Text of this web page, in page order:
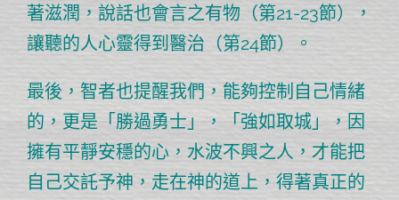
著滋潤，說話也會言之有物（第21-23節），
讓聽的人心靈得到醫治（第24節）
。
最後，智者也提醒我們， 能夠控制自己情緒
的，更是「勝過勇士」，「強如取城」
，因
擁有平靜安穩的心，水波不興之人，才能把
自己交託予神，走在神的道上，得著真正的